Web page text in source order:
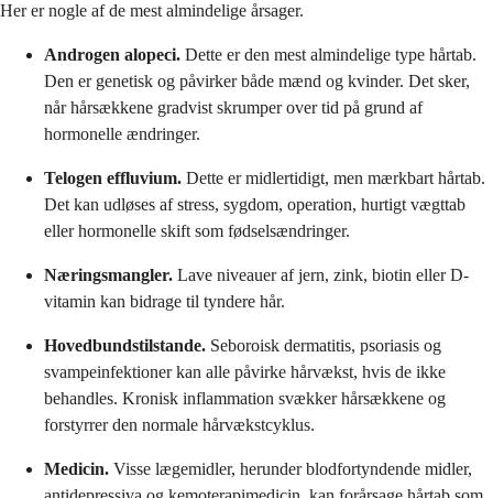
Her er nogle af de mest almindelige årsager.
Androgen alopeci. Dette er den mest almindelige type hårtab.
Den er genetisk og påvirker både mænd og kvinder. Det sker,
når hårsækkene gradvist skrumper over tid på grund af
hormonelle ændringer.
Telogen effluvium. Dette er midlertidigt, men mærkbart hårtab.
Det kan udløses af stress, sygdom, operation, hurtigt vægttab
eller hormonelle skift som fødselsændringer.
Næringsmangler. Lave niveauer af jern, zink, biotin eller D-
vitamin kan bidrage til tyndere hår.
Hovedbundstilstande. Seboroisk dermatitis, psoriasis og
svampeinfektioner kan alle påvirke hårvækst, hvis de ikke
behandles. Kronisk inflammation svækker hårsækkene og
forstyrrer den normale hårvækstcyklus.
Medicin. Visse lægemidler, herunder blodfortyndende midler,